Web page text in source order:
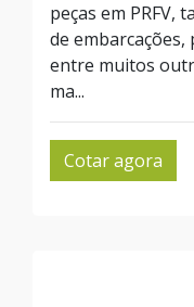
peças em PRFV,
de
entre muitos
ma...
Cotar agora